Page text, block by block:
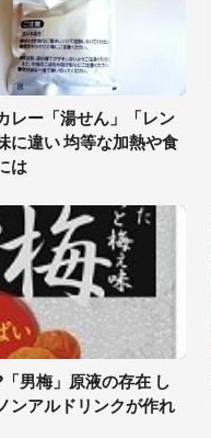
レー「湯せん」「レン
に違い 均等な加熱や食
は
男梅」原液の存在 し
ンアルドリンクが作れ